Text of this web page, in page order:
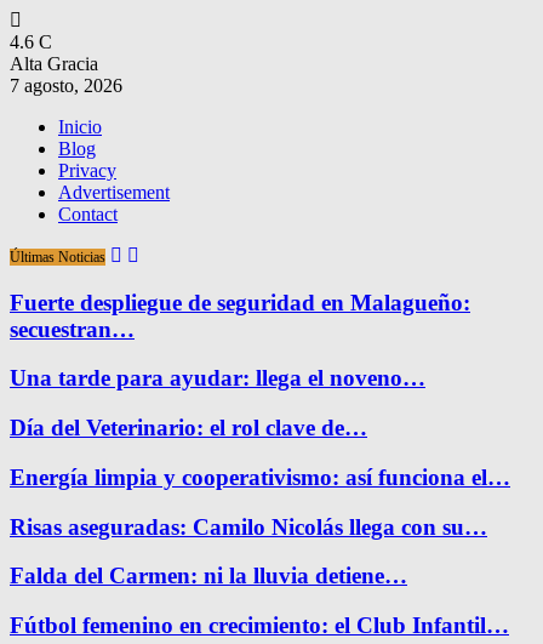
4.6 C
Alta Gracia
7 agosto, 2026
Inicio
Blog
Privacy
Advertisement
Contact
Últimas Noticias
Fuerte despliegue de seguridad en Malagueño:
secuestran…
Una tarde para ayudar: llega el noveno…
Día del Veterinario: el rol clave de…
Energía limpia y cooperativismo: así funciona el…
Risas aseguradas: Camilo Nicolás llega con su…
Falda del Carmen: ni la lluvia detiene…
Fútbol femenino en crecimiento: el Club Infantil…